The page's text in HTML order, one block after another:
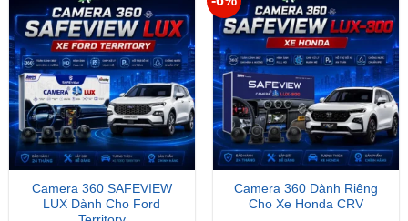
Camera 360 SAFEVIEW
LUX Dành Cho Ford
Camera 360 Dành Riêng
Cho Xe Honda CRV